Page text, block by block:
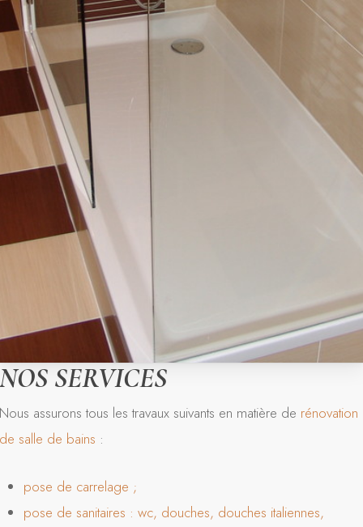
SERVICES
assurons tous les travaux suivants en matière de rénovation
salle de bains :
pose de carrelage ;
pose de sanitaires : wc, douches, douches italiennes,